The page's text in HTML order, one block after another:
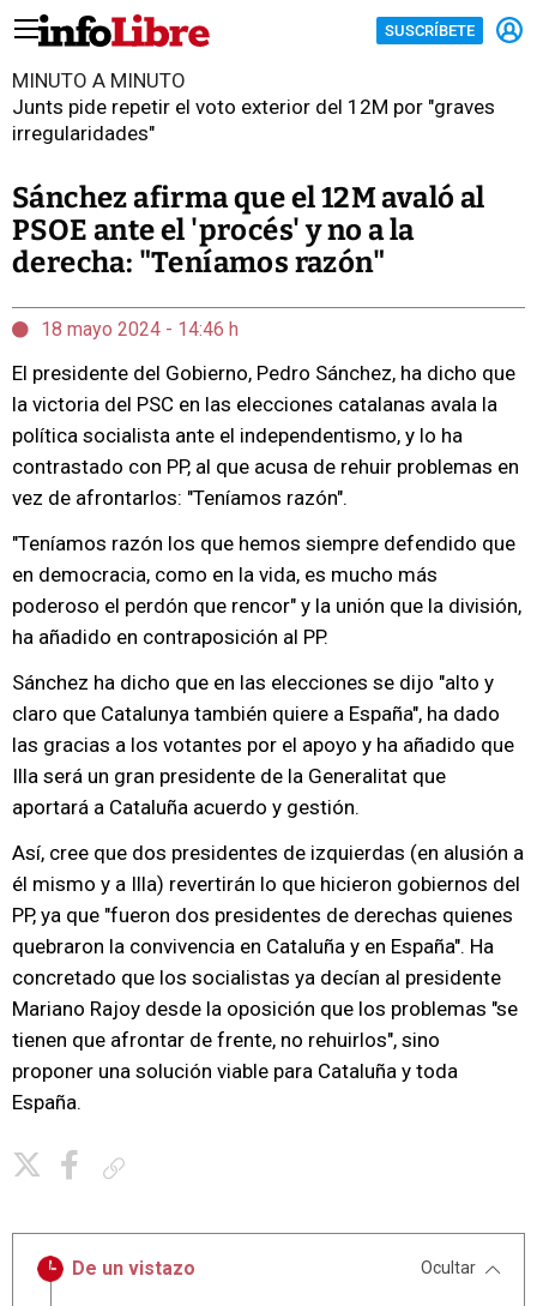
SUSCRÍBETE
MINUTO A MINUTO
Junts pide repetir el voto exterior del 12M por "graves
irregularidades"
Sánchez afirma que el 12M avaló al
PSOE ante el 'procés' y no a la
derecha: "Teníamos razón"
18 mayo 2024 - 14:46 h
El presidente del Gobierno, Pedro Sánchez, ha dicho que
la victoria del PSC en las elecciones catalanas avala la
política socialista ante el independentismo, y lo ha
contrastado con PP, al que acusa de rehuir problemas en
vez de afrontarlos: "Teníamos razón".
"Teníamos razón los que hemos siempre defendido que
en democracia, como en la vida, es mucho más
poderoso el perdón que rencor" y la unión que la división,
ha añadido en contraposición al PP.
Sánchez ha dicho que en las elecciones se dijo "alto y
claro que Catalunya también quiere a España", ha dado
las gracias a los votantes por el apoyo y ha añadido que
Illa será un gran presidente de la Generalitat que
aportará a Cataluña acuerdo y gestión.
Así, cree que dos presidentes de izquierdas (en alusión a
él mismo y a Illa) revertirán lo que hicieron gobiernos del
PP, ya que "fueron dos presidentes de derechas quienes
quebraron la convivencia en Cataluña y en España". Ha
concretado que los socialistas ya decían al presidente
Mariano Rajoy desde la oposición que los problemas "se
tienen que afrontar de frente, no rehuirlos", sino
proponer una solución viable para Cataluña y toda
España.
De un vistazo Ocultar